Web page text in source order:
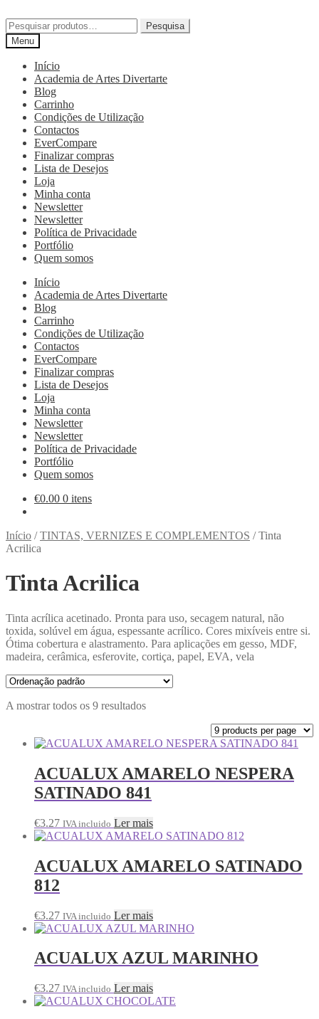
Pesquisa
Menu
Início
Academia de Artes Divertarte
Blog
Carrinho
Condições de Utilização
Contactos
EverCompare
Finalizar compras
Lista de Desejos
Loja
Minha conta
Newsletter
Newsletter
Política de Privacidade
Portfólio
Quem somos
Início
Academia de Artes Divertarte
Blog
Carrinho
Condições de Utilização
Contactos
EverCompare
Finalizar compras
Lista de Desejos
Loja
Minha conta
Newsletter
Newsletter
Política de Privacidade
Portfólio
Quem somos
€0.00 0 itens
Início /TINTAS, VERNIZES E COMPLEMENTOS /Tinta
Acrilica
Tinta Acrilica
Tinta acrílica acetinado. Pronta para uso, secagem natural, não
toxida, solúvel em água, espessante acrílico. Cores mixíveis entre si.
Ótima cobertura e alastramento. Para aplicações em gesso, MDF,
madeira, cerâmica, esferovite, cortiça, papel, EVA, vela
A mostrar todos os 9 resultados
ACUALUX AMARELO NESPERA
SATINADO 841
€3.27 IVA incluido Ler mais
ACUALUX AMARELO SATINADO
812
€3.27 IVA incluido Ler mais
ACUALUX AZUL MARINHO
€3.27 IVA incluido Ler mais